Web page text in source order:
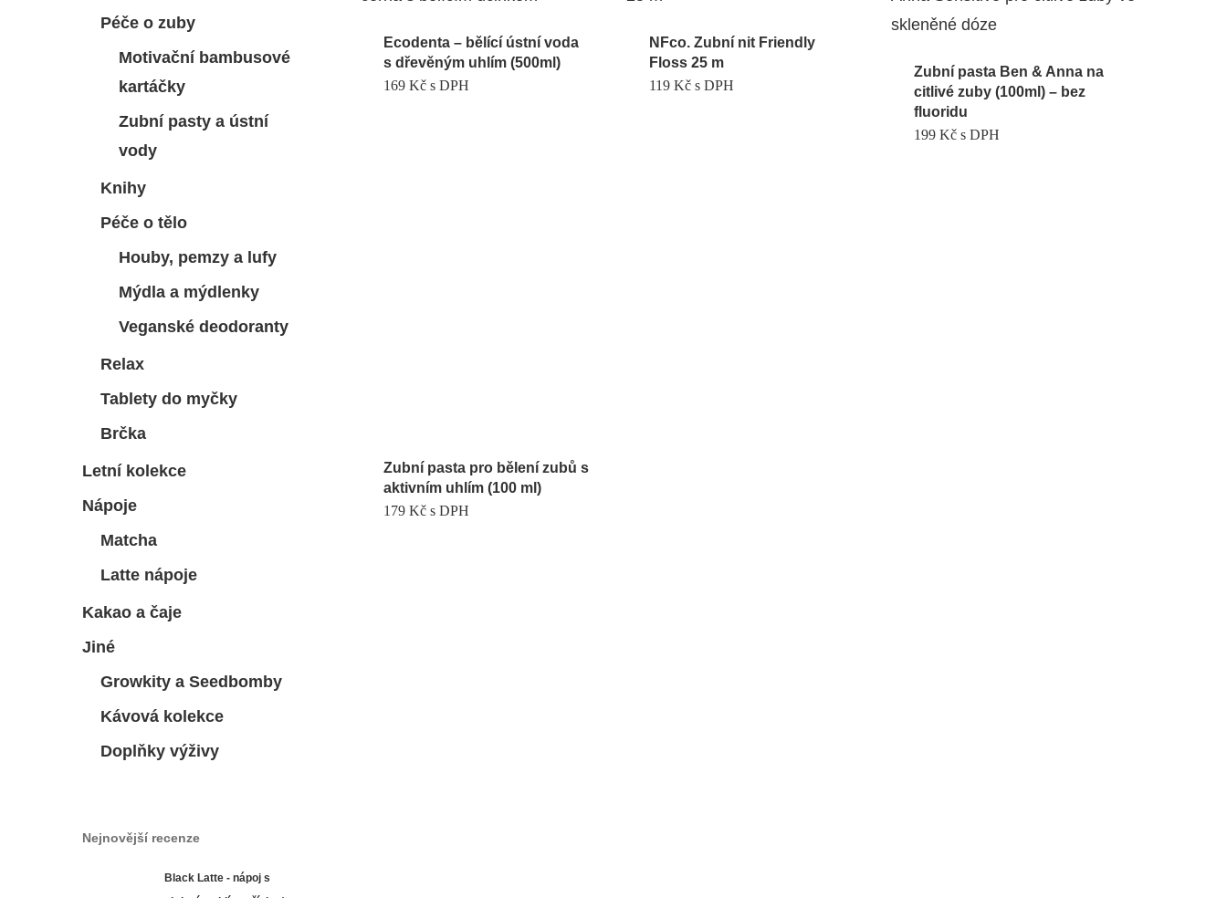
Péče o zuby
Motivační bambusové
kartáčky
Zubní pasty a ústní
vody
Knihy
Péče o tělo
Houby, pemzy a lufy
Mýdla a mýdlenky
Veganské deodoranty
Relax
Tablety do myčky
Brčka
Letní kolekce
Nápoje
Matcha
Latte nápoje
Kakao a čaje
Jiné
Growkity a Seedbomby
Kávová kolekce
Doplňky výživy
Nejnovější recenze
Black Latte - nápoj s
Ecodenta – bělící ústní voda
s dřevěným uhlím (500ml)
169Kč s DPH
NFco. Zubní nit Friendly
Floss 25 m
119 Kč s DPH
Zubní pasta Ben & Anna na
citlivé zuby (100ml) – bez
fluoridu
199Kč s DPH
Zubní pasta pro bělení zubů s
aktivním uhlím (100 ml)
179Kč s DPH